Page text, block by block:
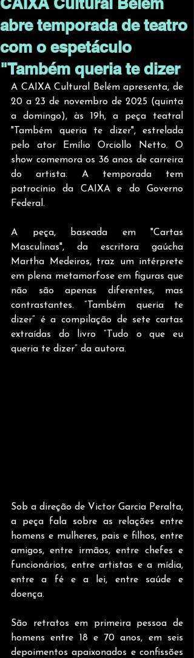
abre temporada de teatro
com o espetáculo
"Também queria te dizer
A CAIXA Cultural Belém apresenta, de
20 a 23 de novembro de 2025 (quinta
a domingo), às 19h, a peça teatral
"Também queria te dizer", estrelada
pelo ator Emílio Orciollo Netto. O
show comemora os 36 anos de carreira
do artista. A temporada tem
patrocínio da CAIXA e do Governo
Federal.
A peça, baseada em "Cartas
Masculinas", da escritora gaúcha
Martha Medeiros, traz um intérprete
em plena metamorfose em figuras que
não são apenas diferentes, mas
contrastantes. “Também queria te
dizer” é a compilação de sete cartas
extraídas do livro “Tudo o que eu
queria te dizer” da autora.
Sob a direção de Victor Garcia Peralta,
a peça fala sobre as relações entre
homens e mulheres, pais e filhos, entre
amigos, entre irmãos, entre chefes e
funcionários, entre artistas e a mídia,
entre a fé e a lei, entre saúde e
doença.
São retratos em primeira pessoa de
homens entre 18 e 70 anos, em seis
depoimentos apaixonados e confissões